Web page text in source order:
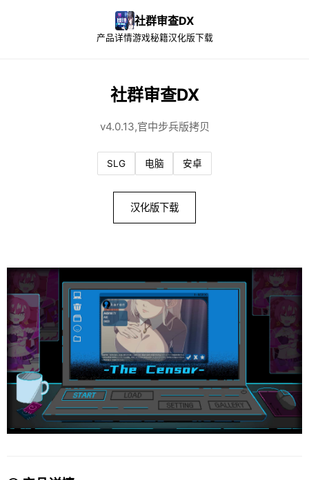
社群审查DX
产品详情游戏秘籍汉化版下载
社群审查DX
v4.0.13,官中步兵版拷贝
SLG 电脑 安卓
汉化版下载